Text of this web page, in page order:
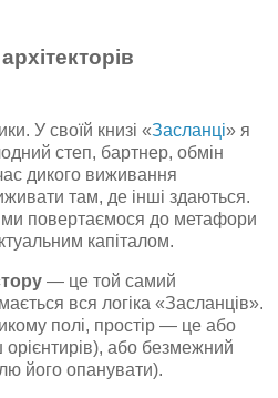
У своїй книзі «Засланці» я
степ, бартнер, обмін
дикого виживання
там, де інші здаються.
ми повертаємося до метафори
капіталом.
— це той самий
вся логіка «Засланців».
полі, простір — це або
або безмежний
його опанувати).